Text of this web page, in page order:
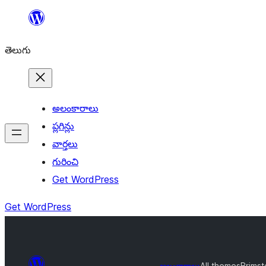
విషయానికి
తెలుగు
అలంకారాలు
ప్లగిన్లు
వార్తలు
గురించి
Get WordPress
Get WordPress